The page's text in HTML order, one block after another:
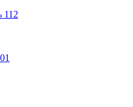
112